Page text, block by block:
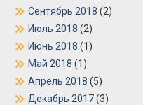
Сентябрь 2018 (2)
Июль 2018 (2)
Июнь 2018 (1)
Май 2018 (1)
Апрель 2018 (5)
Декабрь 2017(3)